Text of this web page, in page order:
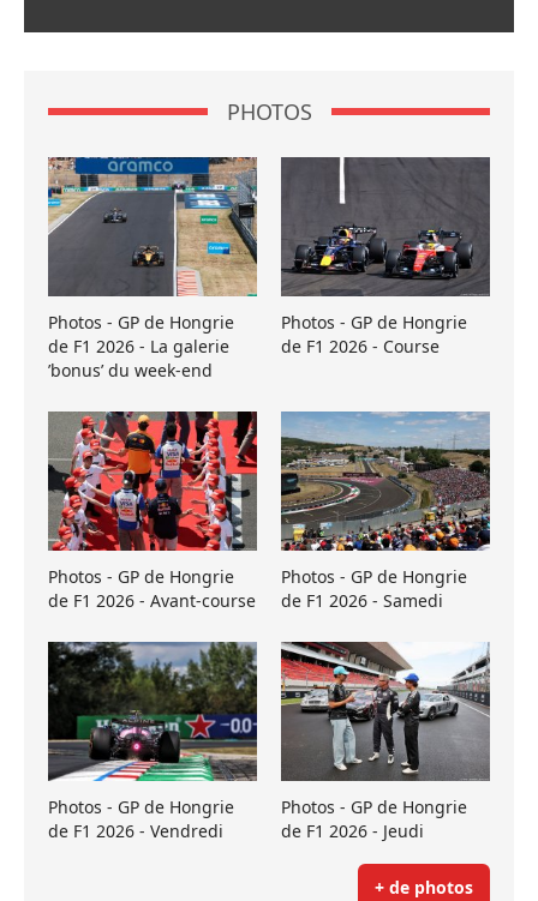
PHOTOS
Photos - GP de Hongrie
de F1 2026 - La galerie
’bonus’ du week-end
Photos - GP de Hongrie
de F1 2026 - Course
Photos - GP de Hongrie
de F1 2026 - Avant-course
Photos - GP de Hongrie
de F1 2026 - Samedi
Photos - GP de Hongrie
de F1 2026 - Vendredi
Photos - GP de Hongrie
de F1 2026 - Jeudi
+ de photos